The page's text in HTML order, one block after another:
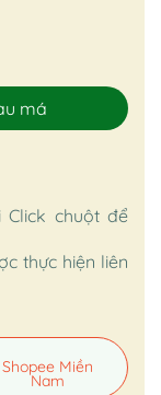
má
chuột để
thực hiện liên
Shopee Miền
Nam